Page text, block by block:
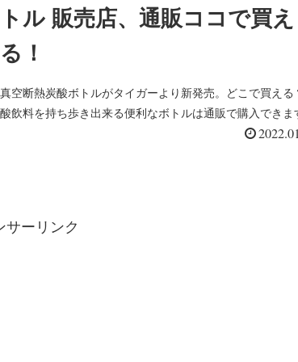
トル 販売店、通販ココで買え
る！
真空断熱炭酸ボトルがタイガーより新発売。どこで買える
酸飲料を持ち歩き出来る便利なボトルは通販で購入できま
サーリンク